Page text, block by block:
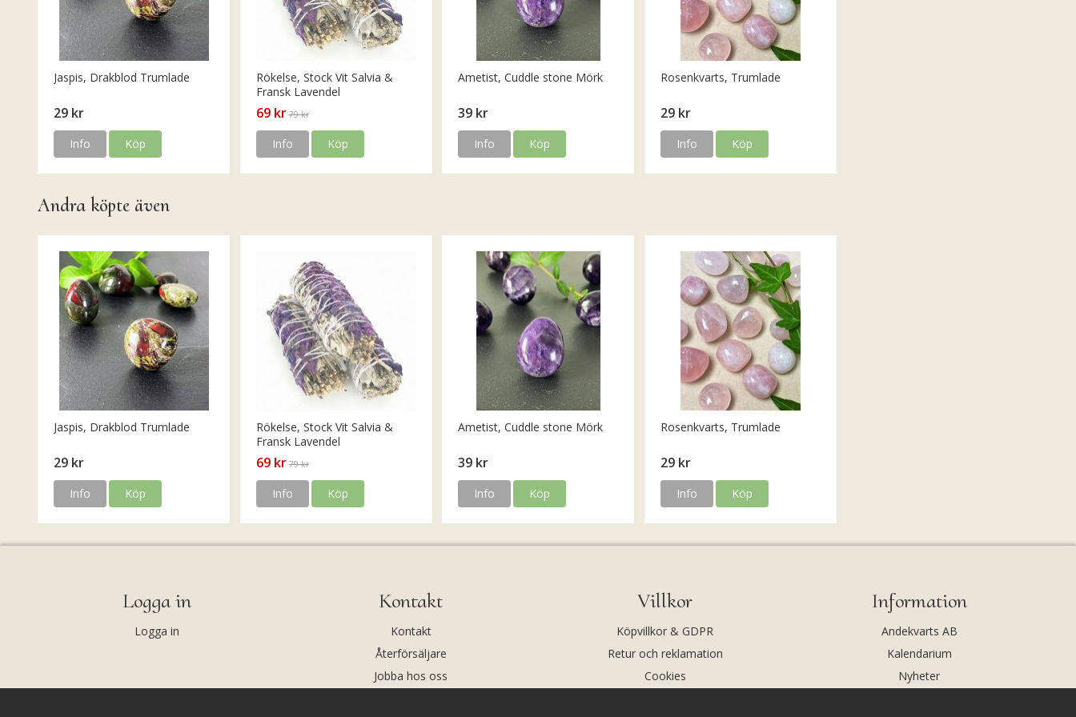
Jaspis, Drakblod Trumlade
29 kr
Info Köp
Rökelse, Stock Vit Salvia &
Fransk Lavendel
69 kr 79 kr
Info Köp
Ametist, Cuddle stone Mörk
39 kr
Info Köp
Rosenkvarts, Trumlade
29 kr
Info Köp
Andra köpte även
Jaspis, Drakblod Trumlade
29 kr
Info Köp
Rökelse, Stock Vit Salvia &
Fransk Lavendel
69 kr 79 kr
Info Köp
Ametist, Cuddle stone Mörk
39 kr
Info Köp
Rosenkvarts, Trumlade
29 kr
Info Köp
Logga in
Logga in
Kontakt
Kontakt
Återförsäljare
Jobba hos oss
Villkor
Köpvillkor & GDPR
Retur och reklamation
Cookies
Information
Andekvarts AB
Kalendarium
Nyheter